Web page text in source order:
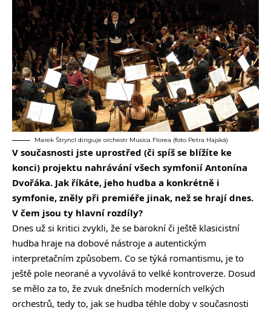
Marek Štryncl diriguje orchestr Musica Florea (foto Petra Hajská)
V současnosti jste uprostřed (či spíš se blížíte ke
konci) projektu nahrávání všech symfonií Antonína
Dvořáka. Jak říkáte, jeho hudba a konkrétně i
symfonie, zněly při premiéře jinak, než se hrají dnes.
V čem jsou ty hlavní rozdíly?
Dnes už si kritici zvykli, že se barokní či ještě klasicistní
hudba hraje na dobové nástroje a autentickým
interpretačním způsobem. Co se týká romantismu, je to
ještě pole neorané a vyvolává to velké kontroverze. Dosud
se mělo za to, že zvuk dnešních moderních velkých
orchestrů, tedy to, jak se hudba téhle doby v současnosti